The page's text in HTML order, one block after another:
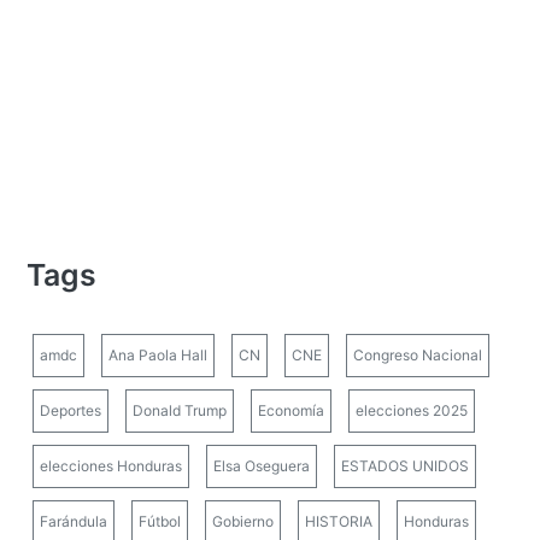
Tags
amdc Ana Paola Hall CN CNE Congreso Nacional
Deportes Donald Trump Economía elecciones 2025
elecciones Honduras Elsa Oseguera ESTADOS UNIDOS
Farándula Fútbol Gobierno HISTORIA Honduras